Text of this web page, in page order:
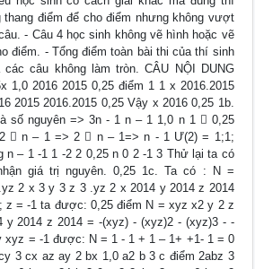
thang điểm để cho điểm nhưng không vượt
- Câu 4 học sinh không vẽ hình hoặc vẽ
điểm. - Tổng điểm toàn bài thi của thí sinh
các câu không làm tròn. CÂU NỘI DUNG
1,0 2016 2015 0,25 điểm 1 1 x 2016.2015
2015 2016.2015 0,25 Vậy x 2016 0,25 1b.
số nguyên => 3n - 1 n – 1 1,0 n 1  0,25
 n – 1 => 2  n – 1=> n - 1 Ư(2) = 1;1;
n – 1 -1 1 -2 2 0,25 n 0 2 -1 3 Thử lại ta có
giá trị nguyên. 0,25 1c. Ta có : N =
2 x 3 y 3 z 3 .yz 2 x 2014 y 2014 z 2014
z = -1 ta được: 0,25 điểm N = xyz x2 y 2 z
2014 z 2014 = -(xyz) - (xyz)2 - (xyz)3 - -
xyz = -1 được: N = 1 - 1 + 1 – 1+ +1- 1 = 0
3 cx az ay 2 bx 1,0 a2 b 3 c điểm 2abz 3